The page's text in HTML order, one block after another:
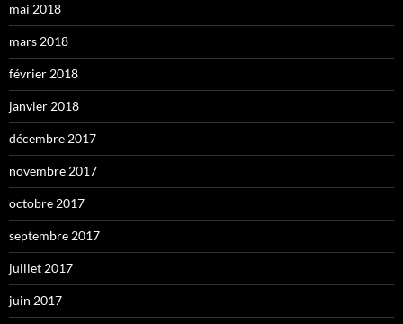
mai 2018
mars 2018
février 2018
janvier 2018
décembre 2017
novembre 2017
octobre 2017
septembre 2017
juillet 2017
juin 2017